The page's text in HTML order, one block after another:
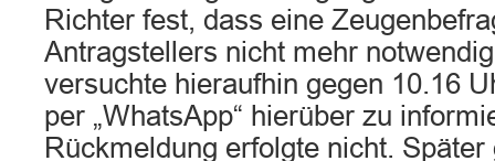
Richter fest, dass eine
Antragstellers nicht mehr
versuchte hieraufhin gegen 10.16
per „WhatsApp“ hierüber zu
Rückmeldung erfolgte nicht.